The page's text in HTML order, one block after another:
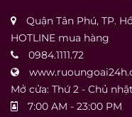
Quận Tân Phú, TP.
HOTLINE mua hàng
0984.1111.72
Mở cửa: Thứ 2 - Chủ nhật
7:00 AM - 23:00 PM